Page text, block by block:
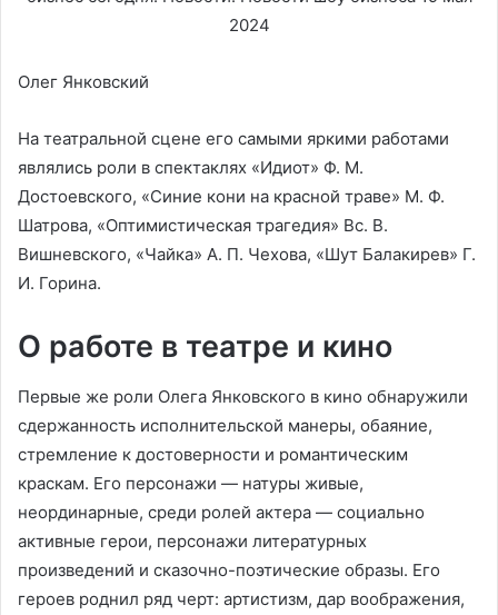
Олег Янковский
На театральной сцене его самыми яркими работами
являлись роли в спектаклях «Идиот» Ф. М.
Достоевского, «Синие кони на красной траве» М. Ф.
Шатрова, «Оптимистическая трагедия» Вс. В.
Вишневского, «Чайка» А. П. Чехова, «Шут Балакирев» Г.
И. Горина.
О работе в театре и кино
Первые же роли Олега Янковского в кино обнаружили
сдержанность исполнительской манеры, обаяние,
стремление к достоверности и романтическим
краскам. Его персонажи — натуры живые,
неординарные, среди ролей актера — социально
активные герои, персонажи литературных
произведений и сказочно-поэтические образы. Его
героев роднил ряд черт: артистизм, дар воображения,